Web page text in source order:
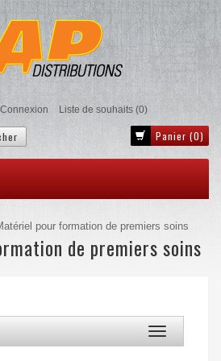
Connexion Liste de souhaits (0)
Panier (0)
pour formation de premiers soins
de premiers soins
Toggle
navigation